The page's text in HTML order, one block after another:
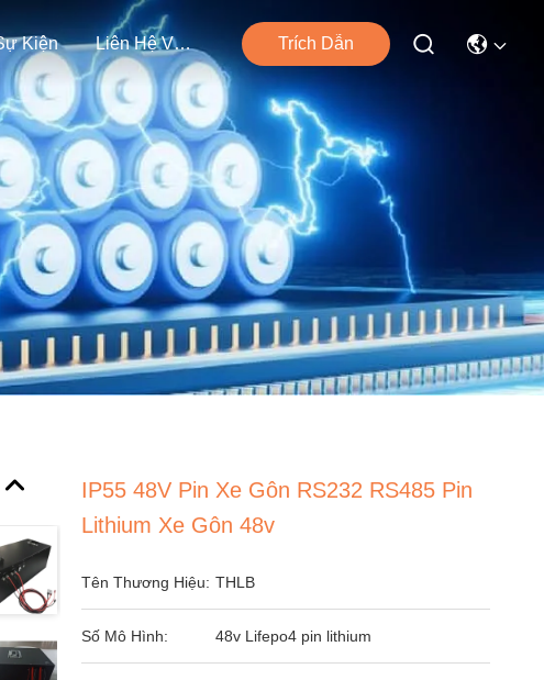
Kiện Liên Hệ Với Chúng Tôi Trích Dẫn
IP55 48V Pin Xe Gôn RS232 RS485 Pin
Lithium Xe Gôn 48v
Tên Thương Hiệu: THLB
Số Mô Hình: 48v Lifepo4 pin lithium